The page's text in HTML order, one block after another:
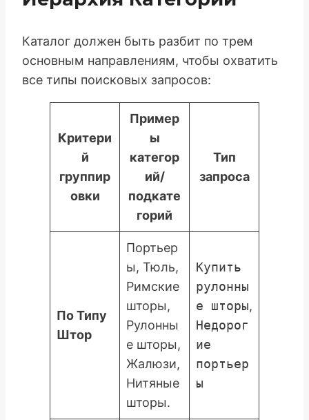
Каталог должен быть разбит по трем
основным направлениям, чтобы охватить
все типы поисковых запросов:
Критери
й
группир
овки
Пример
ы
категор
ий/
подкате
горий
Тип
запроса
По Типу
Штор
Портьер
ы, Тюль,
Римские
шторы,
Рулонны
е шторы,
Жалюзи,
Нитяные
шторы.
Купить
рулонны
е шторы,
Недорог
ие
портьер
ы